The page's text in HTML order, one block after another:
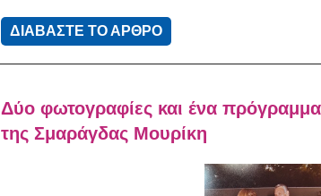
ΔΙΑΒΑΣΤΕ ΤΟ ΑΡΘΡΟ
Δύο φωτογραφίες και ένα
της Σμαράγδας Μουρίκη